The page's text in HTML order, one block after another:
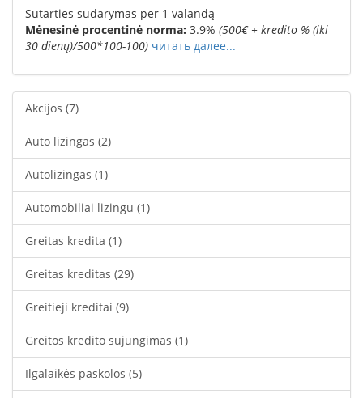
Sutarties sudarymas per 1 valandą
Mėnesinė procentinė norma: 3.9% (500€ + kredito % (iki
30 dienų)/500*100-100) читать далее...
Akcijos (7)
Auto lizingas (2)
Autolizingas (1)
Automobiliai lizingu (1)
Greitas kredita (1)
Greitas kreditas (29)
Greitieji kreditai (9)
Greitos kredito sujungimas (1)
Ilgalaikės paskolos (5)